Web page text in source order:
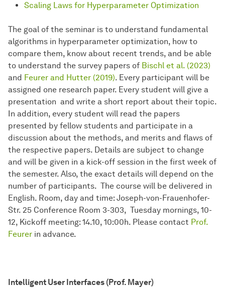
Scaling Laws for Hyperparameter Optimization
The goal of the seminar is to understand fundamental
algorithms in hyperparameter optimization, how to
compare them, know about recent trends, and be able
to understand the survey papers of Bischl et al. (2023)
and Feurer and Hutter (2019). Every participant will be
assigned one research paper. Every student will give a
presentation and write a short report about their topic.
In addition, every student will read the papers
presented by fellow students and participate in a
discussion about the methods, and merits and flaws of
the respective papers. Details are subject to change
and will be given in a kick-off session in the first week of
the semester. Also, the exact details will depend on the
number of participants. The course will be delivered in
English. Room, day and time: Joseph-von-Frauenhofer-
Str. 25 Conference Room 3-303, Tuesday mornings, 10-
12, Kickoff meeting: 14.10, 10:00h. Please contact Prof.
Feurer in advance.
Intelligent User Interfaces (Prof. Mayer)